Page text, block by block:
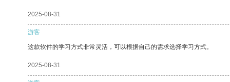
2025-08-31
游客
这款软件的学习方式非常灵活，可以根据自己的需求选择学习方式。
2025-08-31